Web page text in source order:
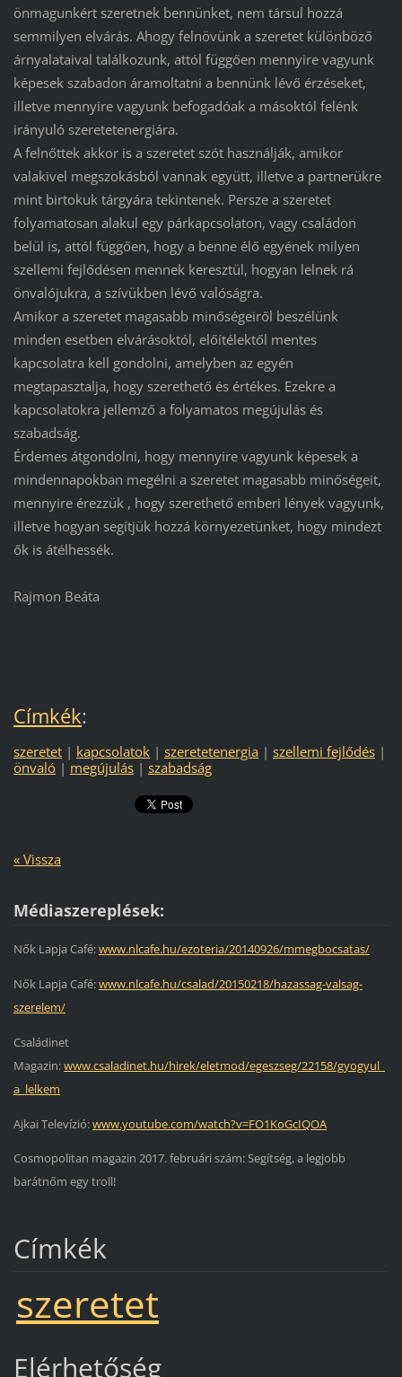
önmagunkért szeretnek bennünket, nem társul hozzá
semmilyen elvárás. Ahogy felnövünk a szeretet különböző
árnyalataival találkozunk, attól függően mennyire vagyunk
képesek szabadon áramoltatni a bennünk lévő érzéseket,
illetve mennyire vagyunk befogadóak a másoktól felénk
irányuló szeretetenergiára.
A felnőttek akkor is a szeretet szót használják, amikor
valakivel megszokásból vannak együtt, illetve a partnerükre
mint birtokuk tárgyára tekintenek. Persze a szeretet
folyamatosan alakul egy párkapcsolaton, vagy családon
belül is, attól függően, hogy a benne élő egyének milyen
szellemi fejlődésen mennek keresztül, hogyan lelnek rá
önvalójukra, a szívükben lévő valóságra.
Amikor a szeretet magasabb minőségeiről beszélünk
minden esetben elvárásoktól, előítélektől mentes
kapcsolatra kell gondolni, amelyben az egyén
megtapasztalja, hogy szerethető és értékes. Ezekre a
kapcsolatokra jellemző a folyamatos megújulás és
szabadság.
Érdemes átgondolni, hogy mennyire vagyunk képesek a
mindennapokban megélni a szeretet magasabb minőségeit,
mennyire érezzük , hogy szerethető emberi lények vagyunk,
illetve hogyan segítjük hozzá környezetünket, hogy mindezt
ők is átélhessék.
Rajmon Beáta
Címkék:
szeretet | kapcsolatok | szeretetenergia | szellemi fejlődés |
önvaló | megújulás | szabadság
« Vissza
Médiaszereplések:
Nők Lapja Café:www.nlcafe.hu/ezoteria/20140926/mmegbocsatas/
Nők Lapja Café:www.nlcafe.hu/csalad/20150218/hazassag-valsag-
szerelem/
Családinet
Magazin:www.csaladinet.hu/hirek/eletmod/egeszseg/22158/gyogyul_
a_lelkem
Ajkai Televízió:www.youtube.com/watch?v=FO1KoGcIQOA
Cosmopolitan magazin 2017. februári szám: Segítség, a legjobb
barátnőm egy troll!
Címkék
szeretet
Elérhetőség